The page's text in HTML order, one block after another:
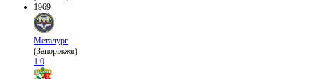
1969
Металург
(Запоріжжя)
1:0